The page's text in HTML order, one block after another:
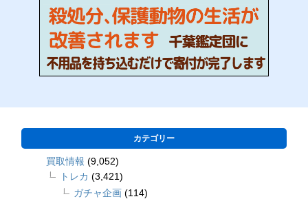
カテゴリー
買取情報 (9,052)
トレカ (3,421)
ガチャ企画 (114)